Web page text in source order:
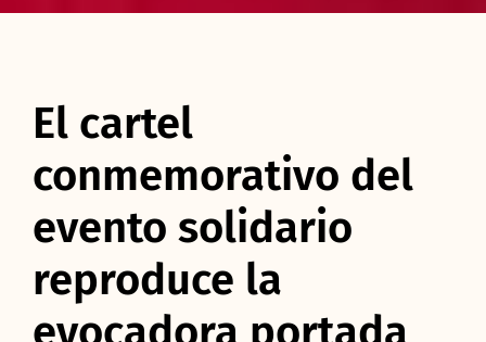
El cartel
conmemorativo del
evento solidario
reproduce la